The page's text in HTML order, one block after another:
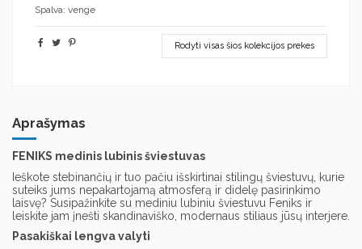
Spalva: venge
Rodyti visas šios kolekcijos prekes
Aprašymas
FENIKS medinis lubinis šviestuvas
Ieškote stebinančių ir tuo pačiu išskirtinai stilingų šviestuvų, kurie
suteiks jums nepakartojamą atmosferą ir didelę pasirinkimo
laisvę? Susipažinkite su mediniu lubiniu šviestuvu Feniks ir
leiskite jam įnešti skandinaviško, modernaus stiliaus jūsų interjere.
Pasakiškai lengva valyti